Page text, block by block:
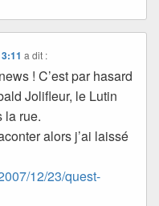
a dit :
! C’est par hasard
Jolifleur, le Lutin
la rue.
alors j’ai laissé
12/23/quest-